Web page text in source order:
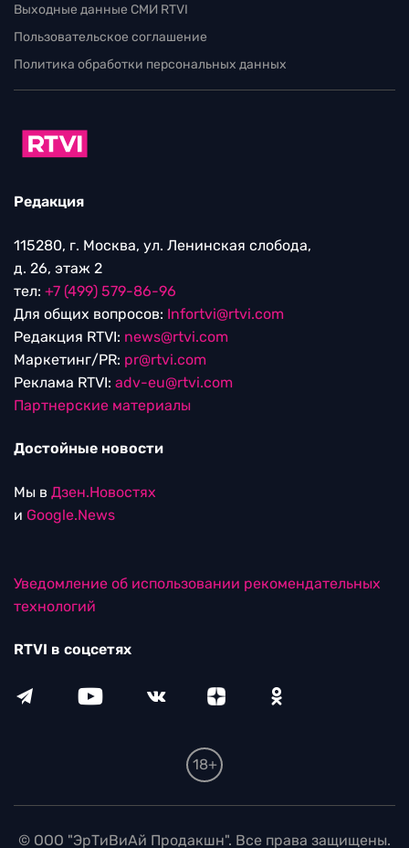
Выходные данные СМИ RTVI
Пользовательское соглашение
Политика обработки персональных данных
Редакция
115280, г. Москва, ул. Ленинская слобода,
д. 26, этаж 2
тел: +7 (499) 579-86-96
Для общих вопросов: Infortvi@rtvi.com
Редакция RTVI: news@rtvi.com
Маркетинг/PR: pr@rtvi.com
Реклама RTVI: adv-eu@rtvi.com
Партнерские материалы
Достойные новости
Мы в Дзен.Новостях
и Google.News
Уведомление об использовании рекомендательных
технологий
RTVI в соцсетях
18+
© ООО "ЭрТиВиАй Продакшн". Все права защищены.